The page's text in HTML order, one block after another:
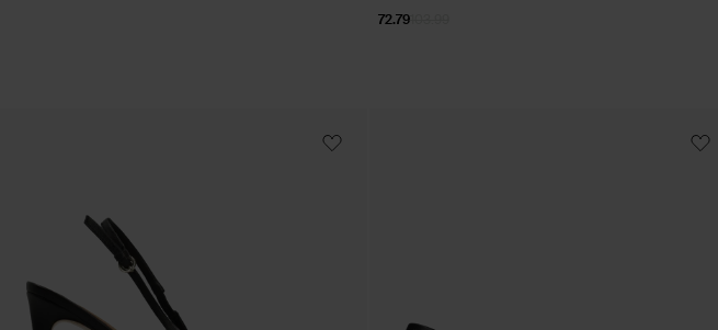
103.99
72.79